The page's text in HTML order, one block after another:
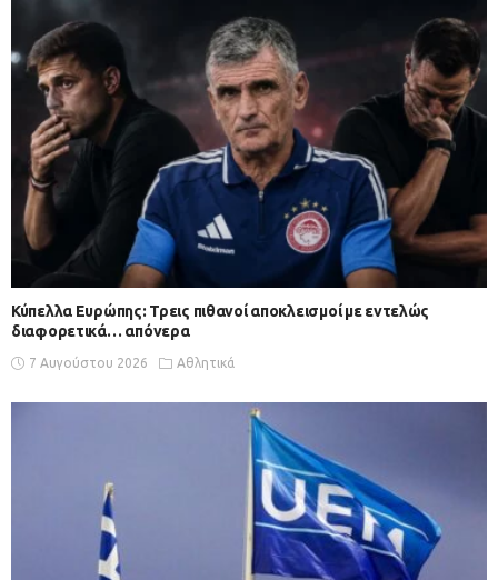
Κύπελλα Ευρώπης: Τρεις πιθανοί αποκλεισμοί με εντελώς
διαφορετικά… απόνερα
7 Αυγούστου 2026 Αθλητικά